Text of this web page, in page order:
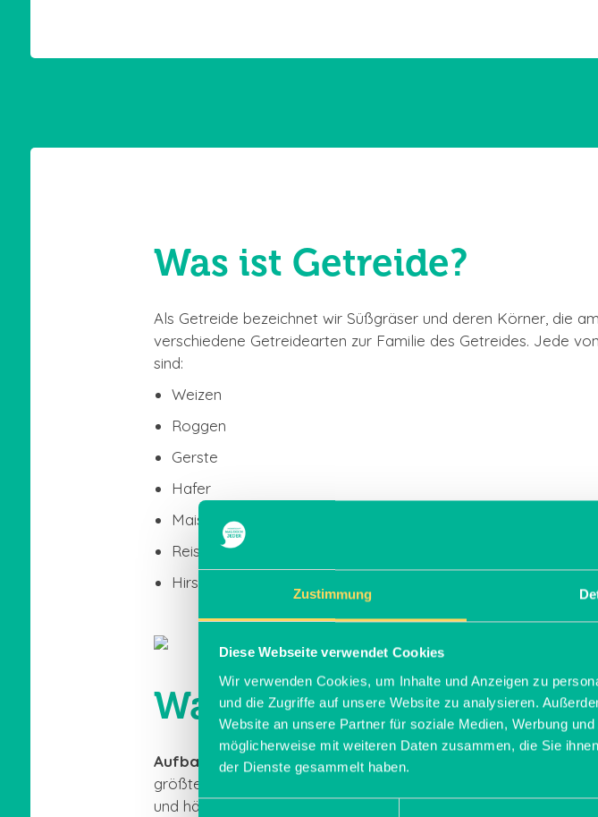
Zustimmung
Diese Webseite verwendet Cookies
Wir verwenden Cookies, um Inhalte und Anzeigen zu
und die Zugriffe auf unsere Website zu analysieren.
Website an unsere Partner für soziale Medien, Werbung
möglicherweise mit weiteren Daten zusammen, die Sie
der Dienste gesammelt haben.
Einwilligungsauswahl
Was ist Getreide?
Als Getreide bezeichnet wir Süßgräser und deren Körner, die
verschiedene Getreidearten zur Familie des Getreides. Jede
sind:
Weizen
Roggen
Gerste
Hafer
Mais
Reis
Hirse
Was haben alle
Aufbau des Korns: Trotz der enormen Unterschiede
größte Gemeinsamkeit. Das Korn besteht aus einer Schale,
und hält es zusammen.